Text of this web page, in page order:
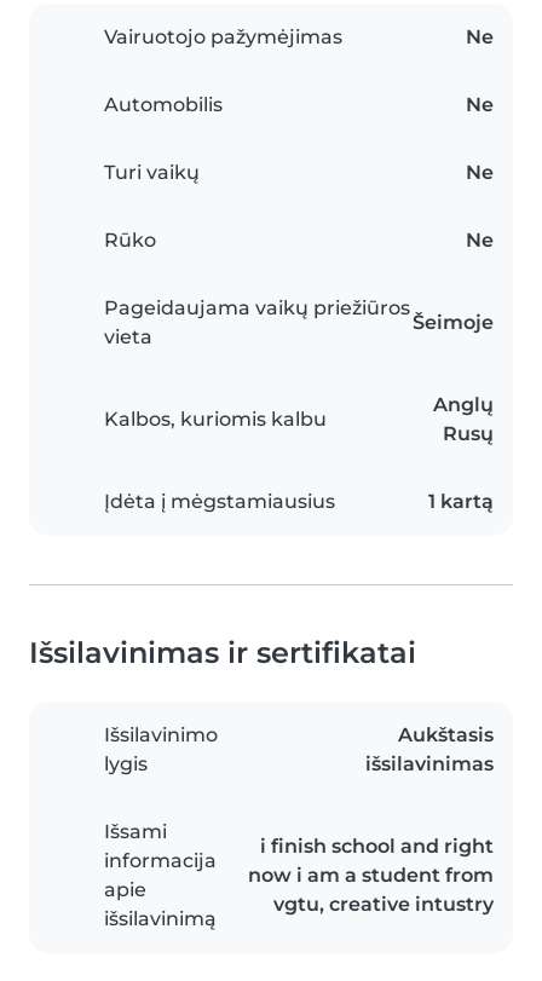
Vairuotojo pažymėjimas Ne
Automobilis Ne
Turi vaikų Ne
Rūko Ne
Pageidaujama vaikų priežiūros
vieta
Šeimoje
Kalbos, kuriomis kalbu
Anglų
Rusų
Įdėta į mėgstamiausius 1 kartą
Išsilavinimas ir sertifikatai
Išsilavinimo
lygis
Aukštasis
išsilavinimas
Išsami
informacija
apie
išsilavinimą
i finish school and right
now i am a student from
vgtu, creative intustry